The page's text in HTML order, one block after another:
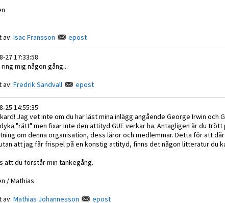
av: Isac Fransson epost
27 17:33:58
ring mig någon gång...
av: Fredrik Sandvall epost
25 14:55:35
Jag vet inte om du har läst mina inlägg angående George Irwin och
"rätt" men fixar inte den attityd GUE verkar ha. Antagligen är du
om denna organisation, dess läror och medlemmar. Detta för att
att jag får frispel på en konstig attityd, finns det någon litteratur du
att du förstår min tankegång.
/ Mathias
av: Mathias Johannesson epost